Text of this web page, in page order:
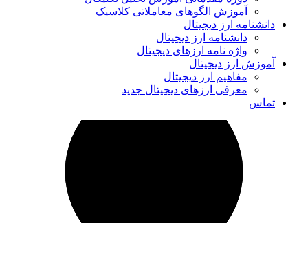
آموزش الگوهای معاملاتی کلاسیک
ارز دیجیتال
دانشنامه ارز دیجیتال
واژه نامه ارزهای دیجیتال
ارز دیجیتال
مفاهیم ارز دیجیتال
معرفی ارزهای دیجیتال جدید